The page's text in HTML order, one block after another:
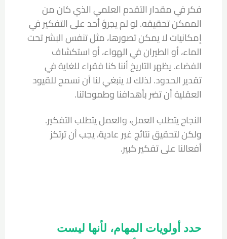
فكر في مقدار التقدم العلمي الذي كان من
الممكن تحقيقه. لو لم يجرؤ أحد على التفكير في
إمكانيات لا يمكن تصورها، مثل تنفس البشر تحت
الماء، أو الطيران في الهواء، أو استكشاف
الفضاء. يظهر التاريخ أننا كنا فقراء للغاية في
تقدير الحدود. لذلك لا ينبغي لنا أن نسمح للقيود
العقلية أن تضر بأهدافنا وطموحاتنا.
النجاح يتطلب العمل، والعمل يتطلب التفكير.
ولكن لتحقيق نتائج غير عادية، يجب أن ترتكز
أفعالنا على تفكير كبير.
حدد أولويات المهام، لأنها ليست